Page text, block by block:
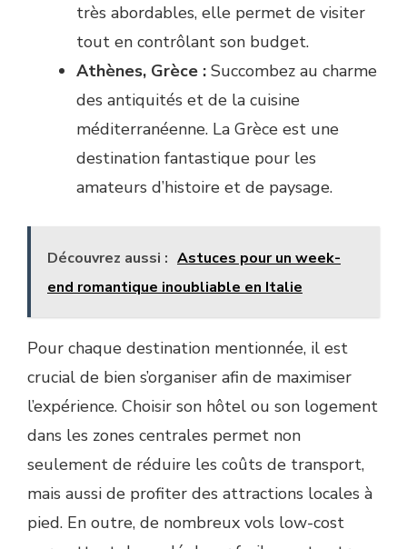
très abordables, elle permet de visiter
tout en contrôlant son budget.
Athènes, Grèce : Succombez au charme
des antiquités et de la cuisine
méditerranéenne. La Grèce est une
destination fantastique pour les
amateurs d’histoire et de paysage.
Découvrez aussi : Astuces pour un week-
end romantique inoubliable en Italie
Pour chaque destination mentionnée, il est
crucial de bien s’organiser afin de maximiser
l’expérience. Choisir son hôtel ou son logement
dans les zones centrales permet non
seulement de réduire les coûts de transport,
mais aussi de profiter des attractions locales à
pied. En outre, de nombreux vols low-cost